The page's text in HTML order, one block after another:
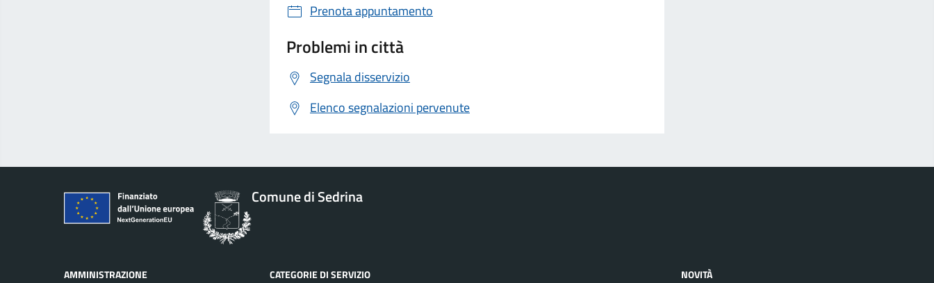
Prenota appuntamento
Problemi in città
Segnala disservizio
Elenco segnalazioni pervenute
Comune di Sedrina
AMMINISTRAZIONE CATEGORIE DI SERVIZIO NOVITÀ